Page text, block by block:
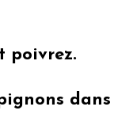
poivrez.
dans